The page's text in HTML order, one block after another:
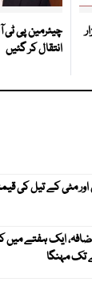
چیئرمین پی ٹی
انتقال کر گئیں
اور مٹی کے تیل کی
ایک ہفتے میں